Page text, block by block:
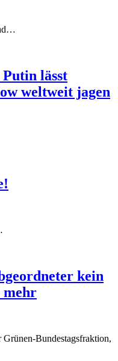
lässt
weltweit jagen
kein
mehr
Grünen-Bundestagsfraktion,